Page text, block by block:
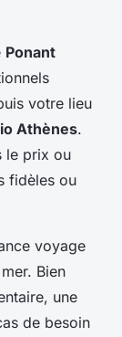
Ponant
votre lieu
Athènes.
le prix ou
fidèles ou
voyage
Bien
une
de besoin